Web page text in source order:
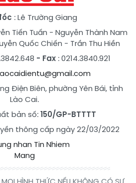
: Lê Trường Giang
Tiến Tuấn - Nguyễn Thành Nam
Quốc Chiến - Trần Thu Hiền
- Fax : 0214.3840.921
Điện Biên, phường Yên Bái, tỉnh
Lào Cai.
bản số:150/GP-BTTTT
thông cấp ngày 22/03/2022